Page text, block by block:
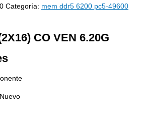
Categoría: mem ddr5 6200 pc5-49600
CO VEN 6.20G